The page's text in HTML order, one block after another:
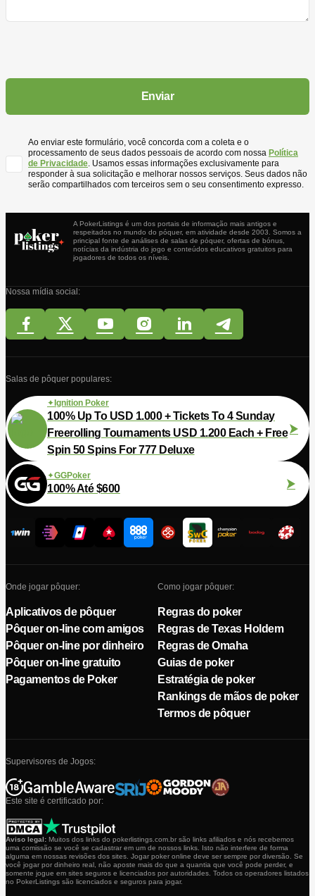
Ao enviar este formulário, você concorda com a coleta e o
processamento de seus dados pessoais de acordo com nossa Política
de Privacidade. Usamos essas informações exclusivamente para
responder à sua solicitação e melhorar nossos serviços. Seus dados não
serão compartilhados com terceiros sem o seu consentimento expresso.
A PokerListings é um dos portais de informação mais antigos e
respeitados no mundo do póquer, em atividade desde 2003. Somos a
principal fonte de análises de salas de póquer, ofertas de bónus,
notícias da indústria do jogo e conteúdos educativos gratuitos para
jogadores de todos os níveis.
Nossa mídia social:
Salas de pôquer populares:
Ignition Poker
100% Up To USD 1.000 + Tickets To 4 Sunday
Freerolling Tournaments USD 1.200 Each + Free
Spin 50 Spins For 777 Deluxe
GGPoker
100% Até $600
Onde jogar pôquer:
Aplicativos de pôquer
Pôquer on-line com amigos
Pôquer on-line por dinheiro
Pôquer on-line gratuito
Pagamentos de Poker
Como jogar pôquer:
Regras do poker
Regras de Texas Holdem
Regras de Omaha
Guias de poker
Estratégia de poker
Rankings de mãos de poker
Termos de pôquer
Supervisores de Jogos:
Este site é certificado por:
Aviso legal: Muitos dos links do pokerlistings.com.br são links afiliados e nós recebemos
uma comissão se você se cadastrar em um de nossos links. Isto não interfere de forma
alguma em nossas revisões dos sites. Jogar poker online deve ser sempre por diversão. Se
você jogar por dinheiro real, não aposte mais do que a quantia que você pode perder, e
somente jogue em sites seguros e licenciados por autoridades. Todos os operadores listados
no PokerListings são licenciados e seguros para jogar.